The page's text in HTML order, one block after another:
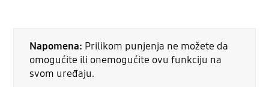
Napomena: Prilikom punjenja ne možete da
omogućite ili onemogućite ovu funkciju na
svom uređaju.